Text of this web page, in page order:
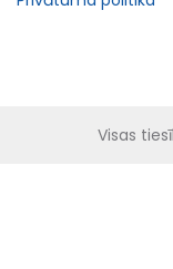
Visas